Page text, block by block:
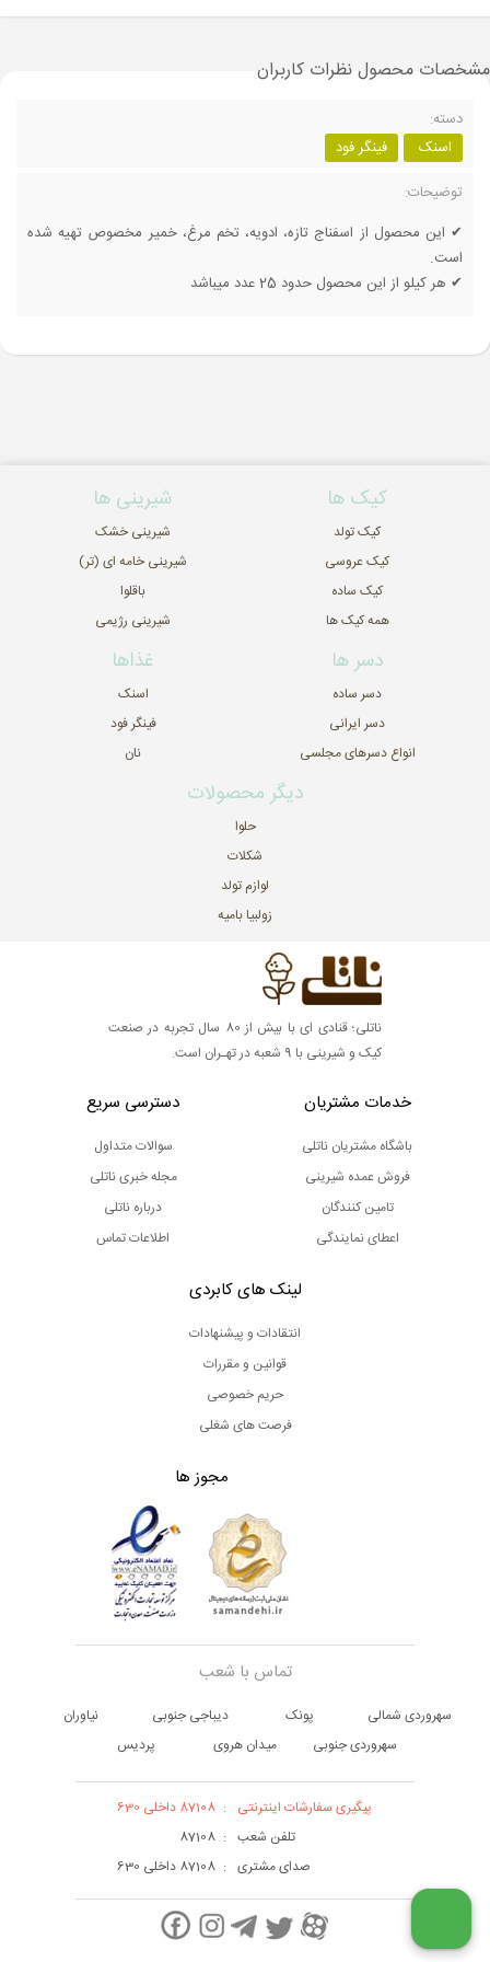
مشخصات محصولنظرات کاربران
دسته:
اسنک
فینگر فود
توضیحات:
✔ این محصول از اسفناج تازه، ادویه، تخم مرغ، خمیر مخصوص تهیه شده
است.
✔ هر کیلو از این محصول حدود 25 عدد میباشد
کیک ها
کیک تولد
کیک عروسی
کیک ساده
همه کیک ها
شیرینی ها
شیرینی خشک
شیرینی خامه ای (تر)
باقلوا
شیرینی رژیمی
دسر ها
دسر ساده
دسر ایرانی
انواع دسرهای مجلسی
غذاها
اسنک
فینگر فود
نان
دیگر محصولات
حلوا
شکلات
لوازم تولد
زولبیا بامیه
ناتلی؛ قنادی ای با بیش از 80 سال تجربه در صنعت
کیک و شیرینی با 9 شعبه در تهـران است.
خدمات مشتریان
باشگاه مشتریان ناتلی
فروش عمده شیرینی
تامین کنندگان
اعطای نمایندگی
دسترسی سریع
سوالات متداول
مجله خبری ناتلی
درباره ناتلی
اطلاعات تماس
لینک های کابردی
انتقادات و پیشنهادات
قوانین و مقررات
حریم خصوصی
فرصت های شغلی
مجوز ها
تماس با شعب
سهروردی شمالی پونک دیباجی جنوبی
نیاوران
سهروردی جنوبی
میدان هروی پردیس
پیگیری سفارشات اینترنتی : 87108 داخلی 630
تلفن شعب :
87108
صدای مشتری : 87108 داخلی 630